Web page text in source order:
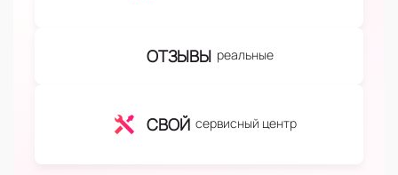
ОТЗЫВЫ реальные
СВОЙ сервисный центр